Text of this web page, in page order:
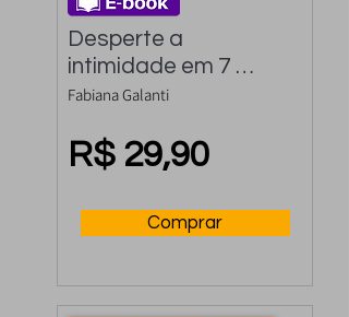
Desperte a
intimidade em 7
semanas: Guia
que desejam
reconstruir ou
intimidade.
Fabiana Galanti
R$ 29,90
Comprar